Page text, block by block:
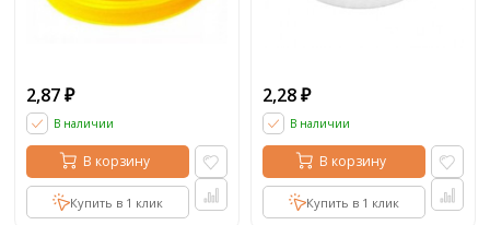
2,87 ₽
В наличии
В корзину
Купить в 1 клик
2,28 ₽
В наличии
В корзину
Купить в 1 клик